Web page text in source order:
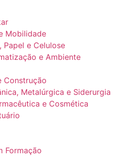
Mobilidade
Papel e Celulose
e Ambiente
Construção
Metalúrgica e Siderurgia
e Cosmética
Formação